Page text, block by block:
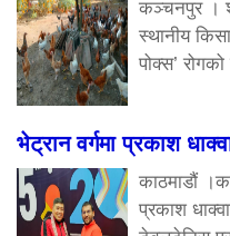
कञ्चनपुर ।
स्थानीय
पोक्स’
भेट्रान वर्गमा प्रकाश
काठमाडौं
प्रकाश